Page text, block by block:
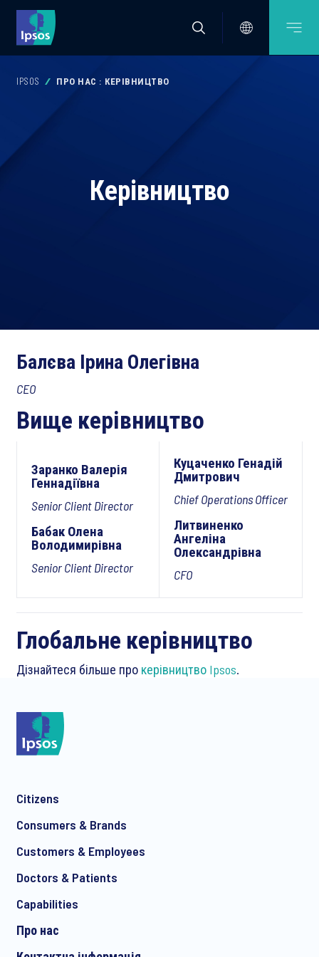
IPSOS ПРО НАС : КЕРІВНИЦТВО
Керівництво
Балєва Ірина Олегівна
CEO
Вище керівництво
Заранко Валерія
Геннадіївна
Senior Client Director
Бабак Олена
Володимирівна
Senior Client Director
Куцаченко Генадій
Дмитрович
Chief Operations Officer
Литвиненко
Ангеліна
Олександрівна
CFO
Глобальне керівництво
Дізнайтеся більше про керівництво Ipsos.
Citizens
Consumers & Brands
Customers & Employees
Doctors & Patients
Capabilities
Про нас